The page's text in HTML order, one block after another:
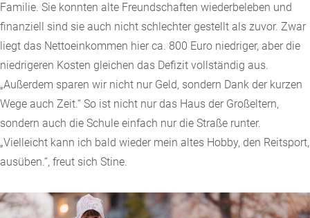
Familie. Sie konnten alte Freundschaften wiederbeleben und
finanziell sind sie auch nicht schlechter gestellt als zuvor. Zwar
liegt das Nettoeinkommen hier ca. 800 Euro niedriger, aber die
niedrigeren Kosten gleichen das Defizit vollständig aus.
„Außerdem sparen wir nicht nur Geld, sondern Dank der kurzen
Wege auch Zeit.“ So ist nicht nur das Haus der Großeltern,
sondern auch die Schule einfach nur die Straße runter.
„Vielleicht kann ich bald wieder mein altes Hobby, den Reitsport,
ausüben.“, freut sich Stine.